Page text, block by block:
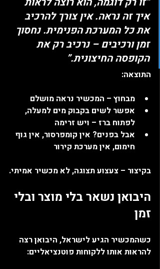
איך זה נראה. אין צורך להרכיב
את כל המערכת הפנימית. נחסוך
זמן ורכיבים – נרכיב רק את
הקופסה החיצונית.”
התוצאה:
מבחוץ – המכשיר נראה מושלם
אפשר לשים בקבוק מים למעלה,
לפתוח ברז – ויש זרימה
אבל בפנים? אין קומפרסור, אין גוף
חימום, אין מערכת קירור
בקיצור – צעצוע תצוגה, לא מכשיר אמיתי.
היבואן נשאר בלי מוצר ובלי
זמן
כשהמכשיר הגיע לישראל, היבואן רצה
להראות אותו ללקוחות פוטנציאליים: